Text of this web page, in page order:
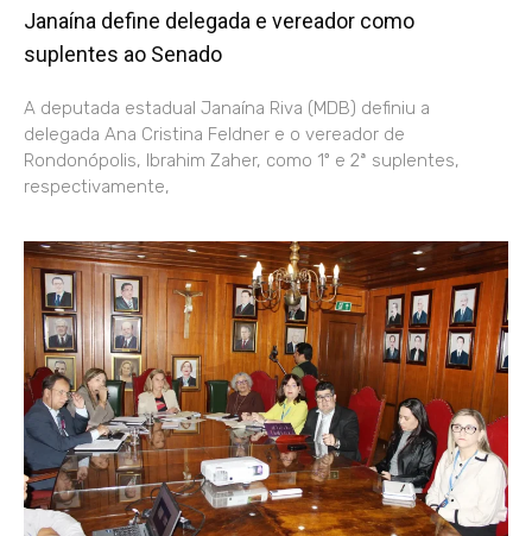
Janaína define delegada e vereador como
suplentes ao Senado
A deputada estadual Janaína Riva (MDB) definiu a
delegada Ana Cristina Feldner e o vereador de
Rondonópolis, Ibrahim Zaher, como 1º e 2ª suplentes,
respectivamente,